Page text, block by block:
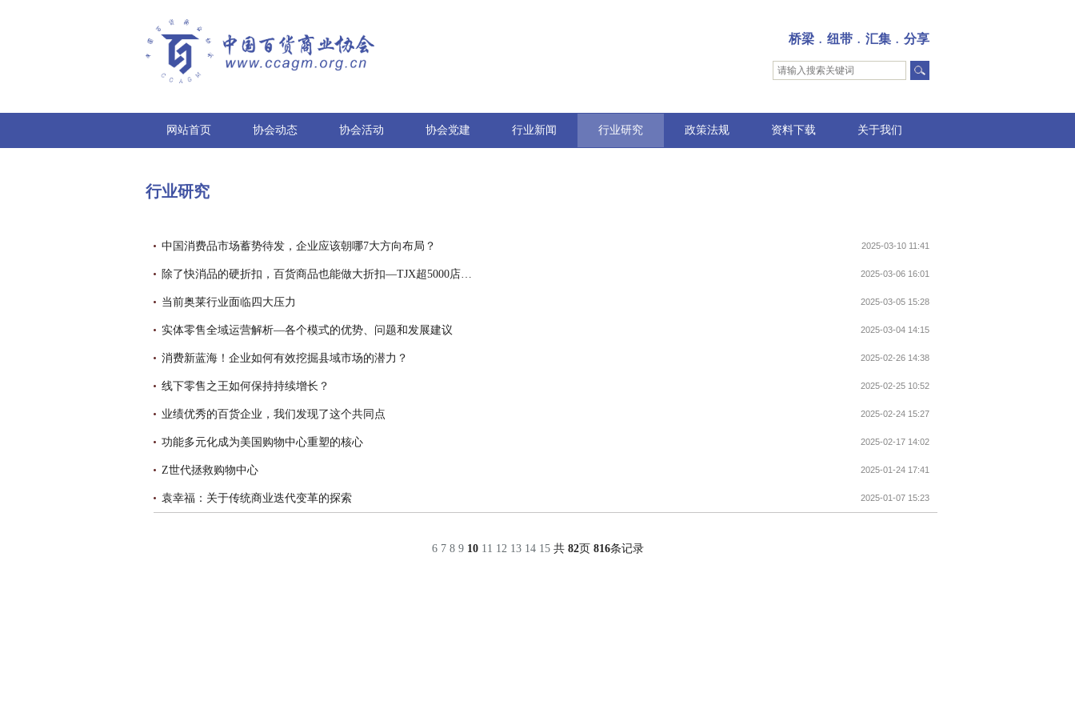
桥梁﹒纽带﹒汇集﹒分享
网站首页 协会动态 协会活动 协会党建 行业新闻 行业研究 政策法规 资料下载 关于我们
行业研究
中国消费品市场蓄势待发，企业应该朝哪7大方向布局？ 2025-03-10 11:41
除了快消品的硬折扣，百货商品也能做大折扣—TJX超5000店的秘密 2025-03-06 16:01
当前奥莱行业面临四大压力 2025-03-05 15:28
实体零售全域运营解析—各个模式的优势、问题和发展建议 2025-03-04 14:15
消费新蓝海！企业如何有效挖掘县域市场的潜力？ 2025-02-26 14:38
线下零售之王如何保持持续增长？ 2025-02-25 10:52
业绩优秀的百货企业，我们发现了这个共同点 2025-02-24 15:27
功能多元化成为美国购物中心重塑的核心 2025-02-17 14:02
Z世代拯救购物中心 2025-01-24 17:41
袁幸福：关于传统商业迭代变革的探索 2025-01-07 15:23
6 7 8 9 10 11 12 13 14 15 共 82页 816条记录